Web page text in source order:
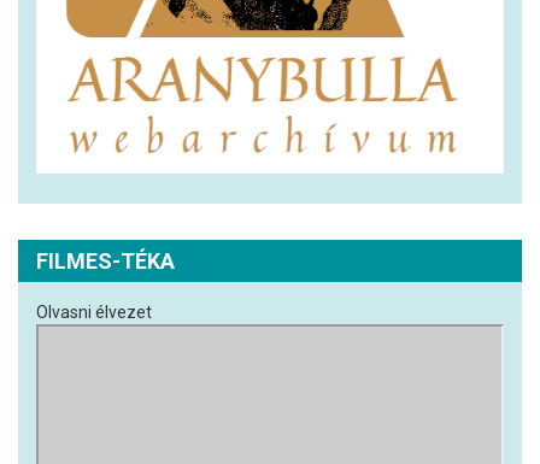
FILMES-TÉKA
Olvasni élvezet